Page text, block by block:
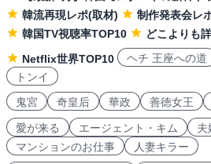
韓流再現レポ(取材)
制作発表会レ
韓国TV視聴率TOP10
どこよりも
Netflix世界TOP10
ヘチ 王座への道
トンイ
鬼宮
奇皇后 華政 善徳女王
愛が来る エージェント・キム
夫
マンションのお仕事
人妻キラー